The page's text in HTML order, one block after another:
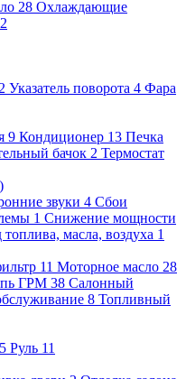
28 Охлаждающие
2
Указатель поворота 4 Фара
9 Кондиционер 13 Печка
бачок 2 Термостат
звуки 4 Сбои
1 Снижение мощности
масла, воздуха 1
11 Моторное масло 28
ГРМ 38 Салонный
8 Топливный
5 Руль 11